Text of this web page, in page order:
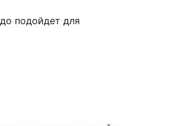
подойдет для